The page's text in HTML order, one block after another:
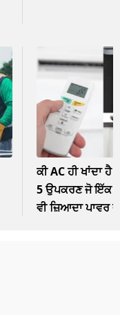
ਕੀ AC ਹੀ ਖਾਂਦਾ
5 ਉਪਕਰਣ ਜੋ ਇੱਕ
ਵੀ ਜ਼ਿਆਦਾ ਪਾਵਰ